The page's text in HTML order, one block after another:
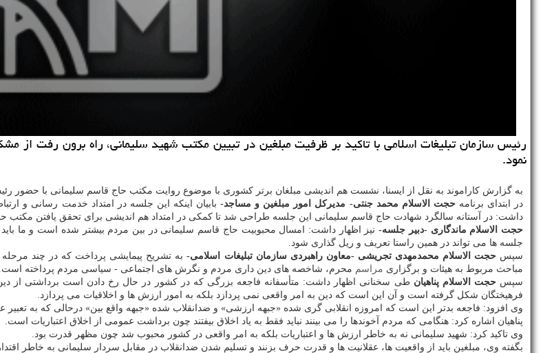
رئیس سازمان تبلیغات اسلامی با تاکید بر ظرفیت مبلغین در تبیین مکتب شهید سلیمانی، راه برون رفت از
نمود.
به گزارش کاراموند به نقل از ایسنا، نشست هم اندیشی مبلغان برتر کشوری با موضوع روایت مکتب حاج قاسم سلیمانی با حضور
در ابتدای برنامه حجت الاسلام محمد جنتی- مدیرکل امور مبلغین و مساجد- بابیان اینکه این جلسه در امتداد خدمت رسانی و
داشت: در آستانه سالگرد شهادت حاج قاسم سلیمانی این جلسه طراحی شد تا کمکی در امتداد هم اندیشی برای تحقق یافتن مکتب
حجت الاسلام ماندگاری -دبیر جلسه- نیز اظهار داشت: امسال محبوبیت حاج قاسم سلیمانی در بین مردم بیشتر شده است و ما باید
جلسه ها می تواند در همین راستا تعریف و ریل گذاری شود.
سپسحجت الاسلام محمدمهدی تجریشی -معاون راهبردی سازمان تبلیغات اسلامی- به تشریح پیمایشی پرداخت که در چند
مباحث مربوط به هیئات و برگزاری مراسم محرم، شاخصه های دین داری مردم و نگرش های اجتماعی - سیاسی مردم پرداخته است.
سپس حجت الاسلام پناهیانطی سخنانی اظهار داشت: متأسفانه فاجعه بزرگی که در کشور در حال رخ دادن است برداشتی از
فرهیختگان شکل گرفته است و آن این است که دین به امر واقعی نمی پردازد بلکه به امور ارزش ها و اخلاقیات می پردازد.
وی افزود: فاجعه بدتر این است که امروزه انقلابی گری شده «جبهه ارزشی» و ضدانقلاب شده «جبهه واقع بین» درحالی که به تعبیر
پناهیان اشاره کرد: هنگامی که مردم آخوندها را می بینند نباید فقط به یاد اخلاق بیفتند چون برداشت عمومی از اخلاق اعتباریات است.
وی تاکید کرد: شهید سلیمانی نه به خاطر ارزش ها و اعتباریات بلکه به امر واقعی در کشور محبوب شد چون مظهر قدرت بود.
بگفته وی، مبلغین باید از واقعیت ها، عقلانیت ها و قدرت حرف بزنند و تسلیم شدن ضدانقلاب در مقابل سردار سلیمانی به خاطر